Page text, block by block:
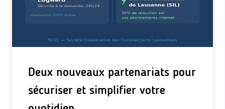
Deux nouveaux partenariats pour
sécuriser et simplifier votre